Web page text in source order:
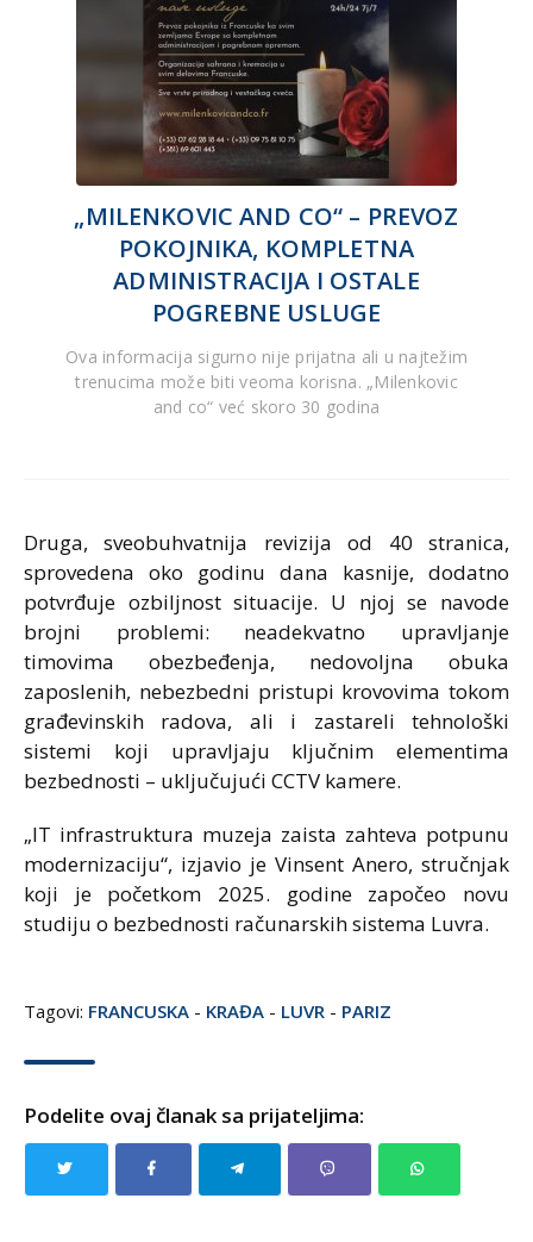
„MILENKOVIC AND CO“ – PREVOZ
POKOJNIKA, KOMPLETNA
ADMINISTRACIJA I OSTALE
POGREBNE USLUGE
Ova informacija sigurno nije prijatna ali u najtežim
trenucima može biti veoma korisna. „Milenkovic
and co“ već skoro 30 godina
Druga, sveobuhvatnija revizija od 40 stranica,
sprovedena oko godinu dana kasnije, dodatno
potvrđuje ozbiljnost situacije. U njoj se navode
brojni problemi: neadekvatno upravljanje
timovima obezbeđenja, nedovoljna obuka
zaposlenih, nebezbedni pristupi krovovima tokom
građevinskih radova, ali i zastareli tehnološki
sistemi koji upravljaju ključnim elementima
bezbednosti – uključujući CCTV kamere.
„IT infrastruktura muzeja zaista zahteva potpunu
modernizaciju“, izjavio je Vinsent Anero, stručnjak
koji je početkom 2025. godine započeo novu
studiju o bezbednosti računarskih sistema Luvra.
Tagovi: FRANCUSKA - KRAĐA - LUVR - PARIZ
Podelite ovaj članak sa prijateljima: